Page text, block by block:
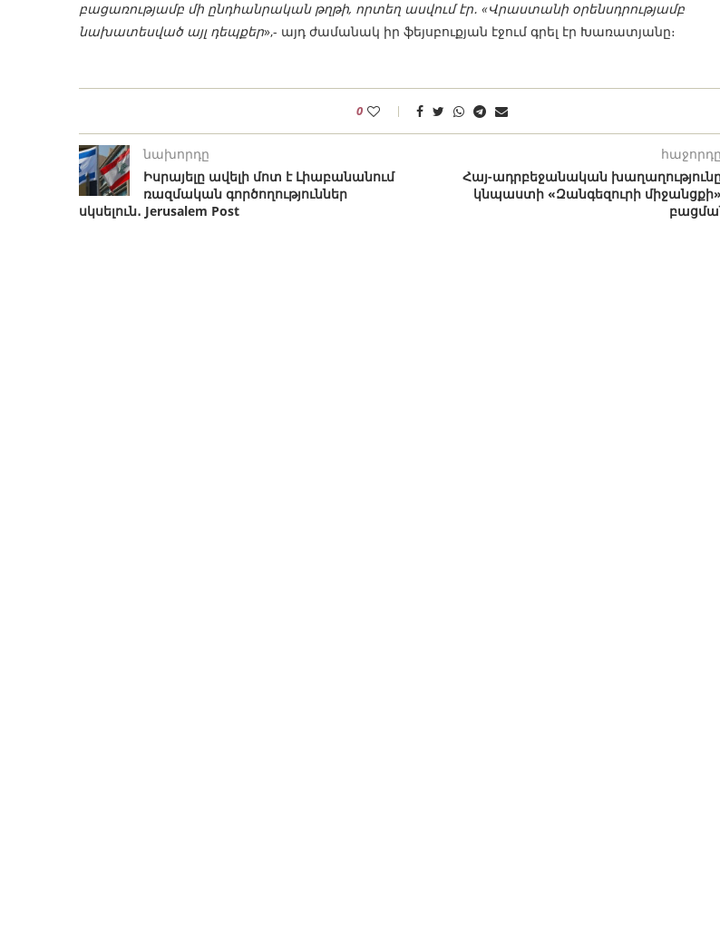
բացառությամբ մի ընդհանրական թղթի, որտեղ ասվում էր․ «Վրաստանի օրենսդրությամբ
նախատեսված այլ դեպքեր»,- այդ ժամանակ իր ֆեյսբուքյան էջում գրել էր Խառատյանը։
0
նախորդը
Իսրայելը ավելի մոտ է Լիաբանանում
ռազմական գործողություններ
սկսելուն․ Jerusalem Post
հաջորդը
Հայ-ադրբեջանական
կնպաստի «Զանգեզուրի միջանցքի»